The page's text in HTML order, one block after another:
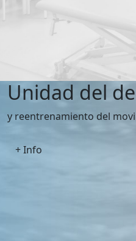
Unidad del
y reentrenamiento del
+ Info